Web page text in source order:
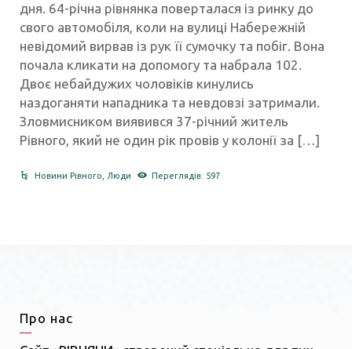
дня. 64-річна рівнянка поверталася із ринку до
свого автомобіля, коли на вулиці Набережній
невідомий вирвав із рук її сумочку та побіг. Вона
почала кликати на допомогу та набрала 102.
Двоє небайдужих чоловіків кинулись
наздоганяти нападника та невдовзі затримали.
Зловмисником виявився 37-річний житель
Рівного, який не один рік провів у колонії за […]
Новини Рівного Люди Переглядів: 597
Про нас